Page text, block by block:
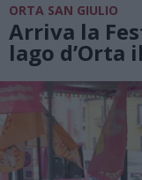
ORTA SAN GIULIO
Arriva la
lago d’Orta